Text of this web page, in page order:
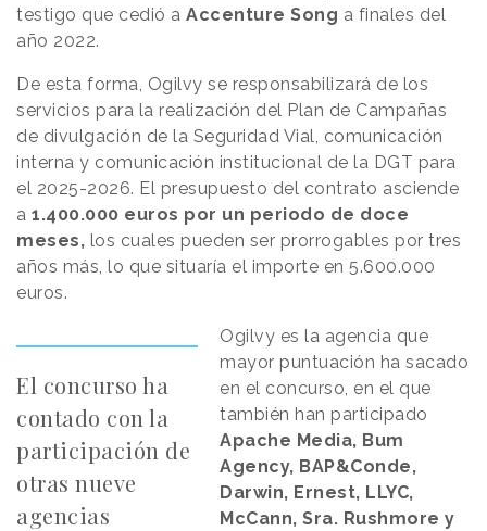
testigo que cedió a Accenture Song a finales del
año 2022.
De esta forma, Ogilvy se responsabilizará de los
servicios para la realización del Plan de Campañas
de divulgación de la Seguridad Vial, comunicación
interna y comunicación institucional de la DGT para
el 2025-2026. El presupuesto del contrato asciende
a 1.400.000 euros por un periodo de doce
meses, los cuales pueden ser prorrogables por tres
años más, lo que situaría el importe en 5.600.000
euros.
El concurso ha
contado con la
participación de
otras nueve
agencias
Ogilvy es la agencia que
mayor puntuación ha sacado
en el concurso, en el que
también han participado
Apache Media, Bum
Agency, BAP&Conde,
Darwin, Ernest, LLYC,
McCann, Sra. Rushmore y